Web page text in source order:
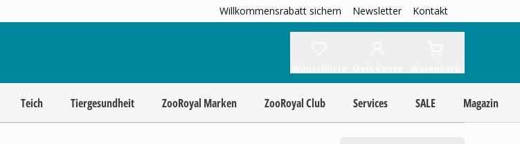
Willkommensrabatt sichern Newsletter Kontakt
Teich Tiergesundheit ZooRoyal Marken ZooRoyal Club Services SALE
Magazin